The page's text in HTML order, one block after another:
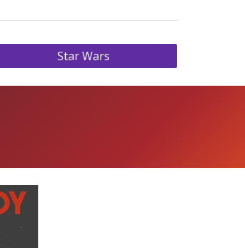
Star Wars